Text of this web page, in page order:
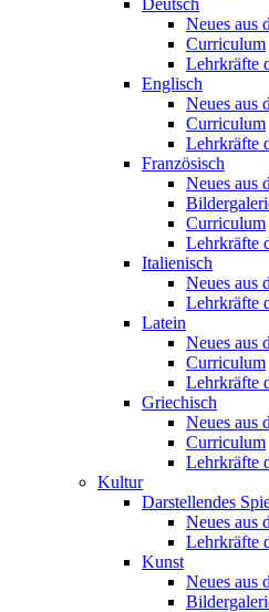
Deutsch
Neues aus
Curriculum
Lehrkräfte
Englisch
Neues aus
Curriculum
Lehrkräfte
Französisch
Neues aus
Curriculum
Lehrkräfte
Italienisch
Neues aus
Lehrkräfte
Latein
Neues aus
Curriculum
Lehrkräfte
Griechisch
Neues aus
Curriculum
Lehrkräfte
Kultur
Darstellendes
Neues aus
Lehrkräfte
Kunst
Neues aus